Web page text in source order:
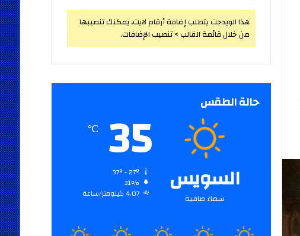
هذا الويدجت يتطلب إضافة أرقام لايت، يمكنك تنصيبها
من خلال قائمة القالب > تنصيب الإضافات.
حالة الطقس
السويس
سماء صافية
35
℃
31%
4.07 كيلومتر/ساعة